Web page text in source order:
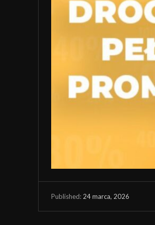
Published: 24 marca, 2026